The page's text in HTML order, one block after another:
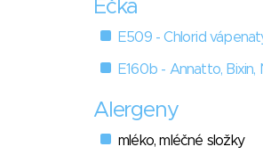
Éčka
E509 - Chlorid
E160b - Annatto, Bixin,
Alergeny
mléko, mléčné složky